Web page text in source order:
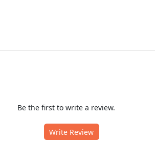
Be the first to write a review.
Write Review